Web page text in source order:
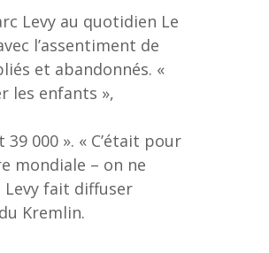
Levy au quotidien Le
l’assentiment de
et abandonnés. «
les enfants »,
000 ». « C’était pour
mondiale – on ne
Levy fait diffuser
Kremlin.